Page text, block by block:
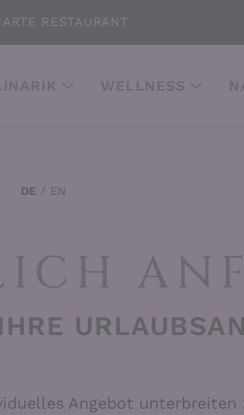
RESTAURANT
WELLNESS
DE EN
Angebot unterbreiten